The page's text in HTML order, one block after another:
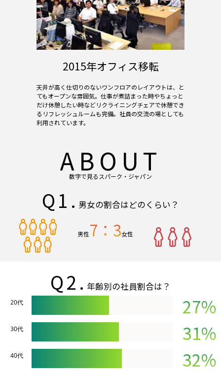
2015年オフィス移転
天井が高く仕切りのないワンフロアのレイアウトは、と
てもオープンな雰囲気。仕事が煮詰まった時やちょっと
だけ休憩したい時などリクライニングチェアで休憩でき
るリフレッシュルームも完備。社員の交流の場としても
利用されています。
ABOUT
数字で見るスパーク・ジャパン
Q1. 男女の割合はどのくらい？
男性7：3女性
Q2. 年齢別の社員割合は？
20代 27%
30代 31%
40代 32%